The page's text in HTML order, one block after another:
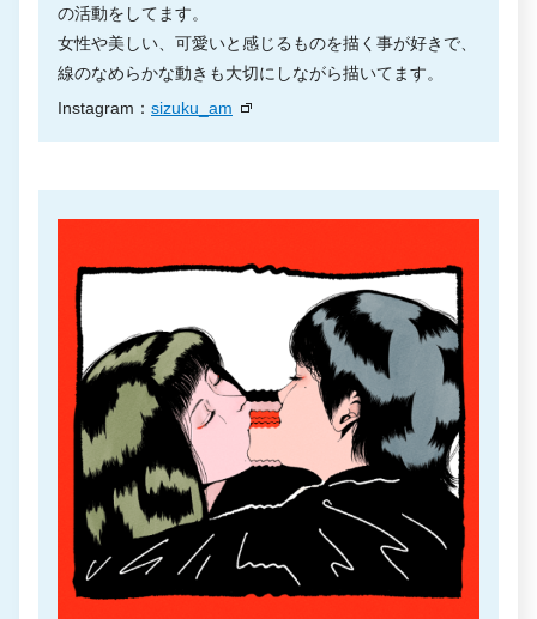
の活動をしてます。
女性や美しい、可愛いと感じるものを描く事が好きで、
線のなめらかな動きも大切にしながら描いてます。
Instagram： sizuku_am